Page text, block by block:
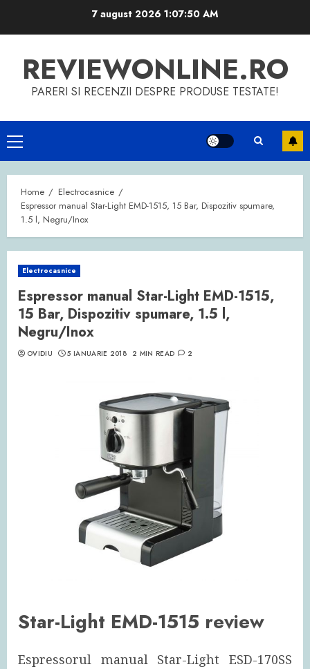
7 august 2026 1:07:50 AM
REVIEWONLINE.RO
PARERI SI RECENZII DESPRE PRODUSE TESTATE!
Primary
Menu
Home
Electrocasnice
Espressor manual Star-Light EMD-1515, 15 Bar, Dispozitiv spumare,
1.5 l, Negru/Inox
Electrocasnice
Espressor manual Star-Light EMD-1515,
15 Bar, Dispozitiv spumare, 1.5 l,
Negru/Inox
OVIDIU 5 IANUARIE 2018 2 MIN READ 2
Star-Light EMD-1515 review
Espressorul manual Star-Light ESD-170SS